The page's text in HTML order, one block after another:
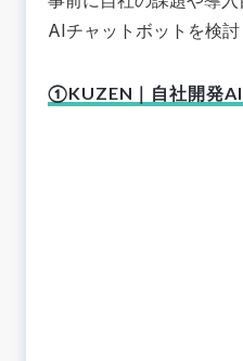
AIチャットボットを検討
①KUZEN｜自社開発AI